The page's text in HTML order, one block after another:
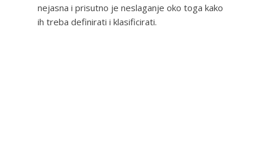
nejasna i prisutno je neslaganje oko toga kako
ih treba definirati i klasificirati.